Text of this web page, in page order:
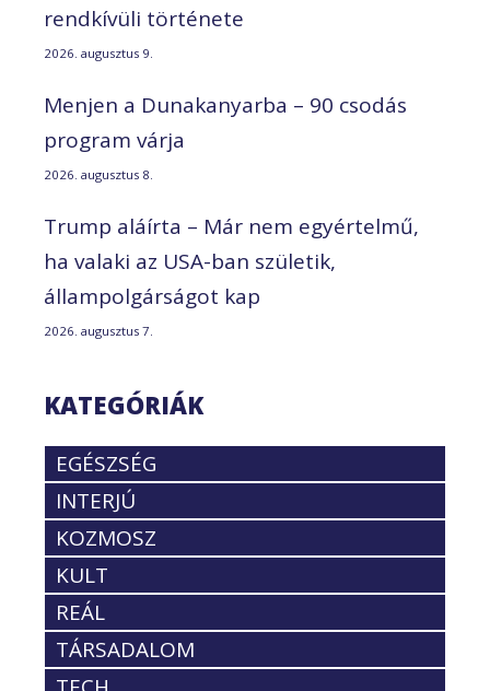
rendkívüli története
2026. augusztus 9.
Menjen a Dunakanyarba – 90 csodás
program várja
2026. augusztus 8.
Trump aláírta – Már nem egyértelmű,
ha valaki az USA-ban születik,
állampolgárságot kap
2026. augusztus 7.
KATEGÓRIÁK
EGÉSZSÉG
INTERJÚ
KOZMOSZ
KULT
REÁL
TÁRSADALOM